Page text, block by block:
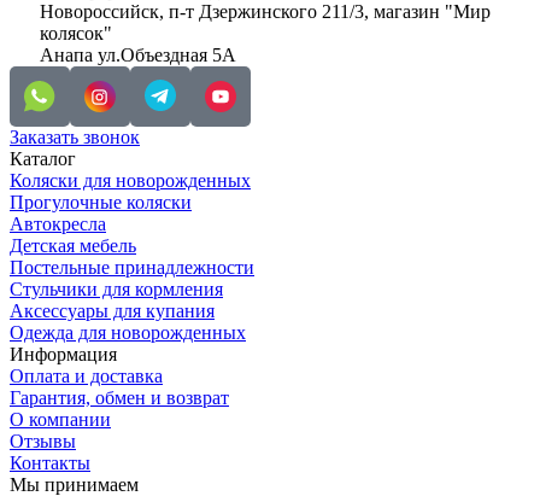
Новороссийск, п-т Дзержинского 211/3, магазин "Мир
колясок"
Анапа ул.Объездная 5А
Заказать звонок
Каталог
Коляски для новорожденных
Прогулочные коляски
Автокресла
Детская мебель
Постельные принадлежности
Стульчики для кормления
Аксессуары для купания
Одежда для новорожденных
Информация
Оплата и доставка
Гарантия, обмен и возврат
О компании
Отзывы
Контакты
Мы принимаем